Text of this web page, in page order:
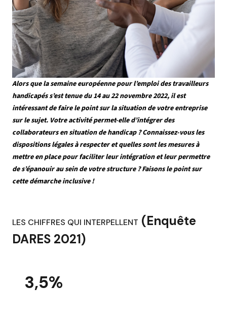
Alors que la semaine européenne pour l’emploi des travailleurs
handicapés s’est tenue du 14 au 22 novembre 2022, il est
intéressant de faire le point sur la situation de votre entreprise
sur le sujet. Votre activité permet-elle d’intégrer des
collaborateurs en situation de handicap ? Connaissez-vous les
dispositions légales à respecter et quelles sont les mesures à
mettre en place pour faciliter leur intégration et leur permettre
de s’épanouir au sein de votre structure ? Faisons le point sur
cette démarche inclusive !
LES CHIFFRES QUI INTERPELLENT (Enquête
DARES 2021)
3,5%